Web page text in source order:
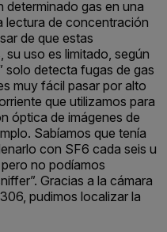
determinado gas en una
lectura de concentración
de que estas
su uso es limitado, según
solo detecta fugas de gas
muy fácil pasar por alto
que utilizamos para
óptica de imágenes de
Sabíamos que tenía
con SF6 cada seis u
no podíamos
Gracias a la cámara
pudimos localizar la